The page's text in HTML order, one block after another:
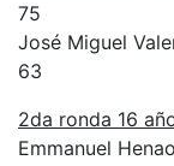
75
José Miguel
63
2da ronda 16
Emmanuel